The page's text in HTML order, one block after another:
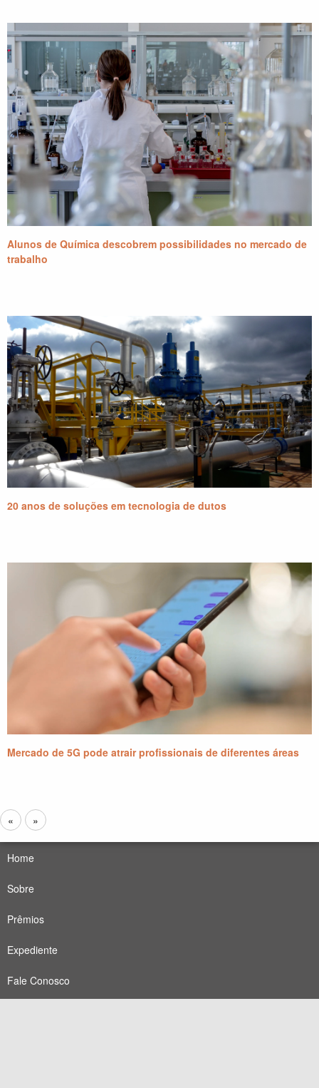
Alunos de Química descobrem possibilidades no mercado de
trabalho
20 anos de soluções em tecnologia de dutos
Mercado de 5G pode atrair profissionais de diferentes áreas
« Página
anterior
» Próxima
Home
Sobre
Prêmios
Expediente
Fale Conosco